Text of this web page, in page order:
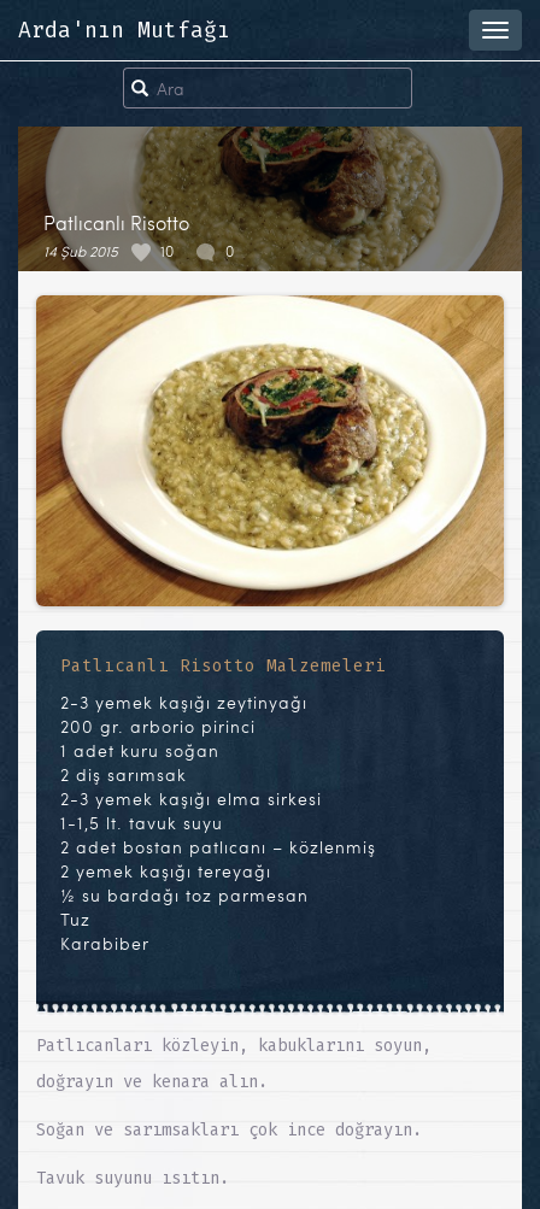
Arda'nın Mutfağı
Patlıcanlı Risotto
14 Şub 2015 10 0
Patlıcanlı Risotto Malzemeleri
2-3 yemek kaşığı zeytinyağı
200 gr. arborio pirinci
1 adet kuru soğan
2 diş sarımsak
2-3 yemek kaşığı elma sirkesi
1-1,5 lt. tavuk suyu
2 adet bostan patlıcanı – közlenmiş
2 yemek kaşığı tereyağı
½ su bardağı toz parmesan
Tuz
Karabiber
Patlıcanları közleyin, kabuklarını soyun,
doğrayın ve kenara alın.
Soğan ve sarımsakları çok ince doğrayın.
Tavuk suyunu ısıtın.